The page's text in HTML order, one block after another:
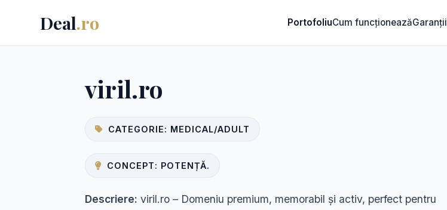
Deal.ro PortofoliuCum funcționeazăGaranții
viril.ro
CATEGORIE: MEDICAL/ADULT
CONCEPT: POTENȚĂ.
Descriere: viril.ro – Domeniu premium, memorabil și activ, perfect pentru